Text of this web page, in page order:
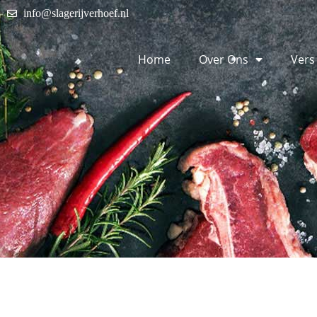
info@slagerijverhoef.nl
Home Over Ons